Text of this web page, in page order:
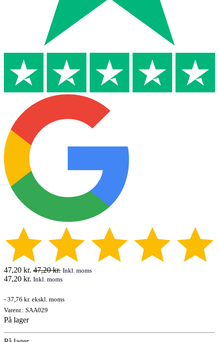
47,20 kr. 47,20kr. Inkl. moms
47,20 kr. Inkl. moms
- 37,76 kr. ekskl. moms
Varenr.: SAA029
På lager